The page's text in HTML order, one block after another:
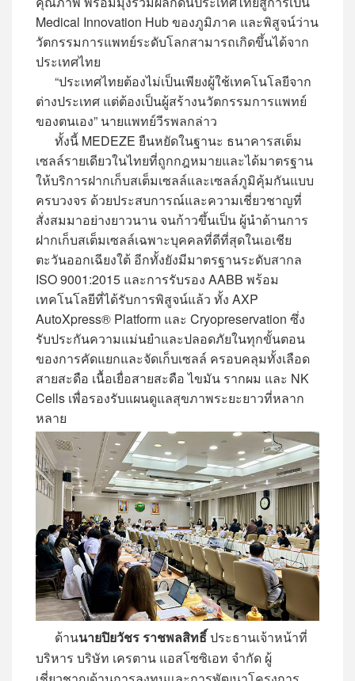
Medical Innovation Hub ของภูมิภาค และพิสูจน์ว่าน
วัตกรรมการแพทย์ระดับโลกสามารถเกิดขึ้นได้จาก
ประเทศไทย
“ประเทศไทยต้องไม่เป็นเพียงผู้ใช้เทคโนโลยีจาก
ต่างประเทศ แต่ต้องเป็นผู้สร้างนวัตกรรมการแพทย์
ของตนเอง” นายแพทย์วีรพลกล่าว
ทั้งนี้ MEDEZE ยืนหยัดในฐานะ ธนาคารสเต็ม
เซลล์รายเดียวในไทยที่ถูกกฎหมายและได้มาตรฐาน
ให้บริการฝากเก็บสเต็มเซลล์และเซลล์ภูมิคุ้มกันแบบ
ครบวงจร ด้วยประสบการณ์และความเชี่ยวชาญที่
สั่งสมมาอย่างยาวนาน จนก้าวขึ้นเป็น ผู้นำด้านการ
ฝากเก็บสเต็มเซลล์เฉพาะบุคคลที่ดีที่สุดในเอเชีย
ตะวันออกเฉียงใต้ อีกทั้งยังมีมาตรฐานระดับสากล
ISO 9001:2015 และการรับรอง AABB พร้อม
เทคโนโลยีที่ได้รับการพิสูจน์แล้ว ทั้ง AXP
AutoXpress® Platform และ Cryopreservation ซึ่ง
รับประกันความแม่นยำและปลอดภัยในทุกขั้นตอน
ของการคัดแยกและจัดเก็บเซลล์ ครอบคลุมทั้งเลือด
สายสะดือ เนื้อเยื่อสายสะดือ ไขมัน รากผม และ NK
Cells เพื่อรองรับแผนดูแลสุขภาพระยะยาวที่หลาก
หลาย
ด้านนายปิยวัชร ราชพลสิทธิ์ประธานเจ้าหน้าที่
บริหาร บริษัท เครตาน แอสโซซิเอท จำกัด ผู้